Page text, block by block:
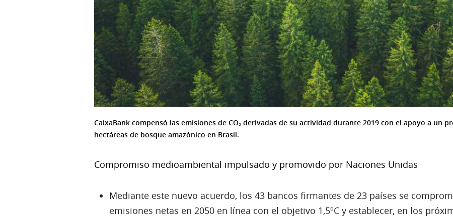
CaixaBank compensó las emisiones de CO₂ derivadas de su actividad durante 2019 con el apoyo a un
hectáreas de bosque amazónico en Brasil.
Compromiso medioambiental impulsado y promovido por Naciones Unidas
Mediante este nuevo acuerdo, los 43 bancos firmantes de 23 países se
emisiones netas en 2050 en línea con el objetivo 1,5ºC y establecer, en los